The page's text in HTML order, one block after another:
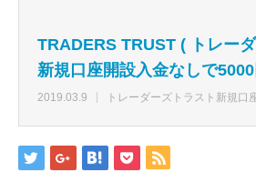
TRADERS TRUST ( トレー
新規口座開設入金なしで
2019.03.9 トレーダーズトラスト新規口